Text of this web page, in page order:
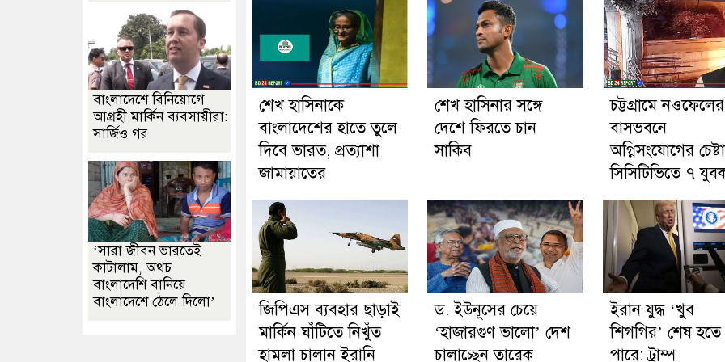
শেখ হাসিনাকে
বাংলাদেশের হাতে তুলে
দিবে ভারত, প্রত্যাশা
জামায়াতের
শেখ হাসিনার সঙ্গে
দেশে ফিরতে চান
সাকিব
চট্টগ্রামে নওফেলের
বাসভবনে
অগ্নিসংযোগের
সিসিটিভিতে ৭
জিপিএস ব্যবহার ছাড়াই
মার্কিন ঘাঁটিতে নিখুঁত
হামলা চালান ইরানি
ড. ইউনূসের চেয়ে
‘হাজারগুণ ভালো’ দেশ
চালাচ্ছেন তারেক
ইরান যুদ্ধ ‘খুব
শিগগির’ শেষ হতে
পারে: ট্রাম্প
বাংলাদেশে বিনিয়োগে
আগ্রহী মার্কিন ব্যবসায়ীরা:
সার্জিও গর
‘সারা জীবন ভারতেই
কাটালাম, অথচ
বাংলাদেশি বানিয়ে
বাংলাদেশে ঠেলে দিলো’